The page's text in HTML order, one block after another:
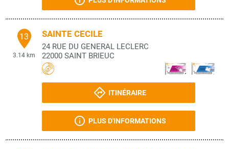
13
3.14 km
SAINTE CECILE
24 RUE DU GENERAL LECLERC
22000 SAINT BRIEUC
ITINÉRAIRE
PLUS D'INFORMATIONS